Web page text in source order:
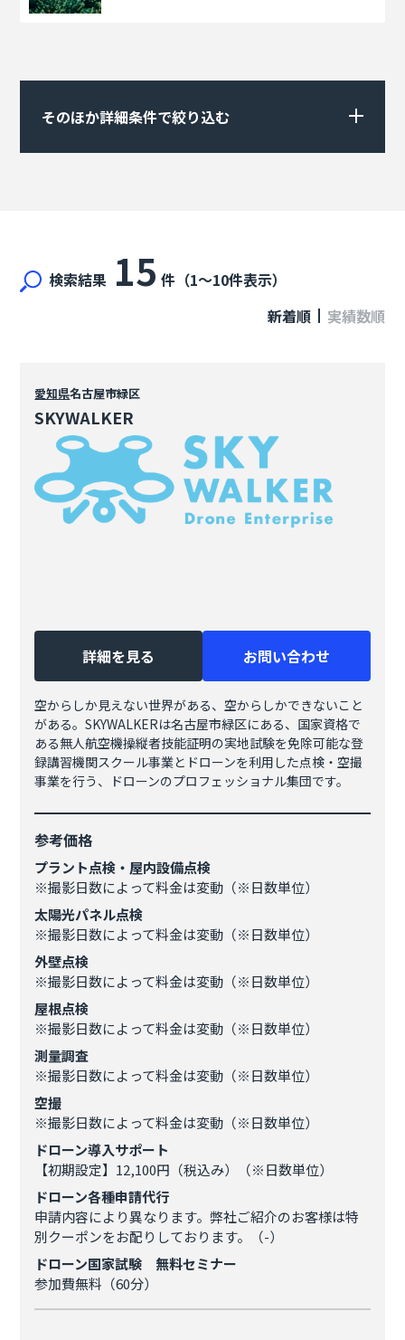
そのほか詳細条件で絞り込む
検索結果 15 件（1〜10件表示）
新着順
実績数順
愛知県名古屋市緑区
SKYWALKER
詳細を見る お問い合わせ
空からしか見えない世界がある、空からしかできないこと
がある。SKYWALKERは名古屋市緑区にある、国家資格で
ある無人航空機操縦者技能証明の実地試験を免除可能な登
録講習機関スクール事業とドローンを利用した点検・空撮
事業を行う、ドローンのプロフェッショナル集団です。
参考価格
プラント点検・屋内設備点検
※撮影日数によって料金は変動（※日数単位）
太陽光パネル点検
※撮影日数によって料金は変動（※日数単位）
外壁点検
※撮影日数によって料金は変動（※日数単位）
屋根点検
※撮影日数によって料金は変動（※日数単位）
測量調査
※撮影日数によって料金は変動（※日数単位）
空撮
※撮影日数によって料金は変動（※日数単位）
ドローン導入サポート
【初期設定】12,100円（税込み）（※日数単位）
ドローン各種申請代行
申請内容により異なります。弊社ご紹介のお客様は特
別クーポンをお配りしております。（-）
ドローン国家試験 無料セミナー
参加費無料（60分）